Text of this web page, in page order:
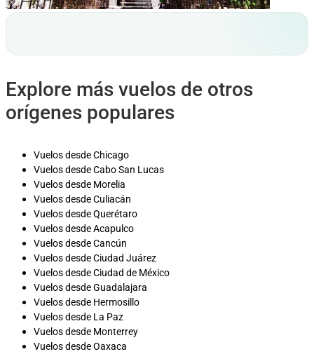
Explore más vuelos de otros
orígenes populares
Vuelos desde Chicago
Vuelos desde Cabo San Lucas
Vuelos desde Morelia
Vuelos desde Culiacán
Vuelos desde Querétaro
Vuelos desde Acapulco
Vuelos desde Cancún
Vuelos desde Ciudad Juárez
Vuelos desde Ciudad de México
Vuelos desde Guadalajara
Vuelos desde Hermosillo
Vuelos desde La Paz
Vuelos desde Monterrey
Vuelos desde Oaxaca